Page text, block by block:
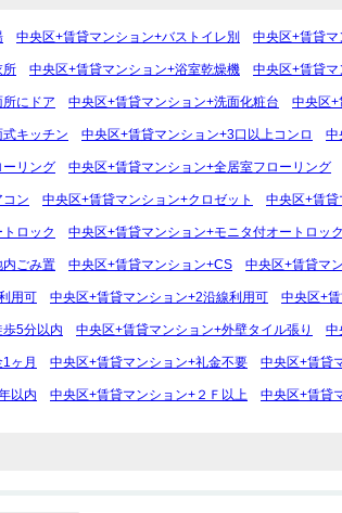
中央区+賃貸マンション+バストイレ別 中央区+賃貸
所 中央区+賃貸マンション+浴室乾燥機 中央区+賃貸
にドア 中央区+賃貸マンション+洗面化粧台 中央区+
キッチン 中央区+賃貸マンション+3口以上コンロ 中
ーリング 中央区+賃貸マンション+全居室フローリング
ン 中央区+賃貸マンション+クロゼット 中央区+賃貸
ロック 中央区+賃貸マンション+モニタ付オートロック
内ごみ置 中央区+賃貸マンション+CS 中央区+賃貸マ
用可 中央区+賃貸マンション+2沿線利用可 中央区+
5分以内 中央区+賃貸マンション+外壁タイル張り 中
ヶ月 中央区+賃貸マンション+礼金不要 中央区+賃貸
以内 中央区+賃貸マンション+２Ｆ以上 中央区+賃貸